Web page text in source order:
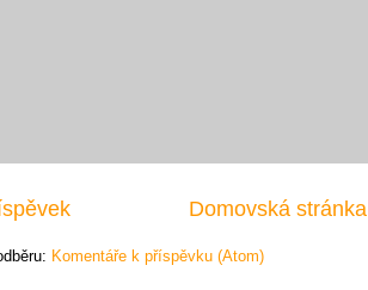
Domovská stránka
Komentáře k příspěvku (Atom)